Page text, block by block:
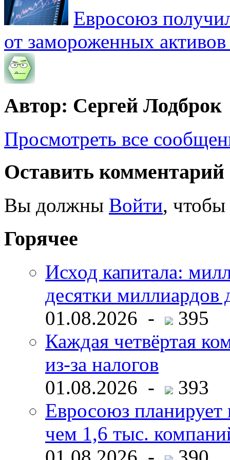
Евросоюз
от замороженных
Автор: Сергей Лодброк
Просмотреть все
Оставить комментарий
Вы должны Войти, чтобы
Горячее
Исход капитала:
десятки миллиардов
01.08.2026 -
395
Каждая четвёртая
из-за налогов
01.08.2026 -
393
Евросоюз планирует
чем 1,6 тыс.